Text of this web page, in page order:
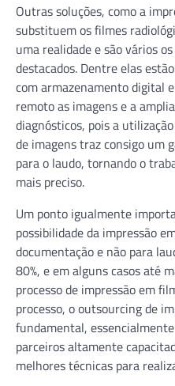
Outras soluções, como a
substituem os filmes
uma realidade e são vários
destacados. Dentre elas
com armazenamento digital
remoto as imagens e a
diagnósticos, pois a
de imagens traz consigo um
para o laudo, tornando o
mais preciso.
Um ponto igualmente
possibilidade da impressão
documentação e não para
80%, e em alguns casos até
processo de impressão em
processo, o outsourcing de
fundamental,
parceiros altamente
melhores técnicas para